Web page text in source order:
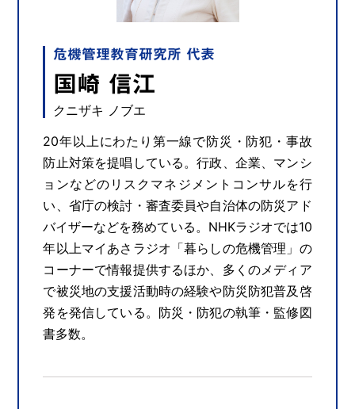
危機管理教育研究所 代表
国崎 信江
クニザキ ノブエ
20年以上にわたり第一線で防災・防犯・事故
防止対策を提唱している。行政、企業、マンシ
ョンなどのリスクマネジメントコンサルを行
い、省庁の検討・審査委員や自治体の防災アド
バイザーなどを務めている。NHKラジオでは10
年以上マイあさラジオ「暮らしの危機管理」の
コーナーで情報提供するほか、多くのメディア
で被災地の支援活動時の経験や防災防犯普及啓
発を発信している。防災・防犯の執筆・監修図
書多数。